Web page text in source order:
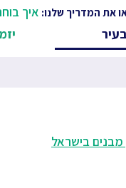
את המדריך שלנו: איך
מבנים בישראל